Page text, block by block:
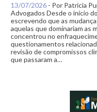
13/07/2026 - Por Patricia
Advogados Desde o início
escrevendo que as
aquelas que dominariam as
concentrou no
questionamentos
revisão de compromissos
que passaram a…